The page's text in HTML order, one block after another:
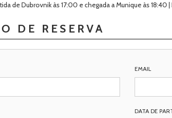
de Dubrovnik às 17:00 e chegada a Munique às
DE RESERVA
EMAIL
DATA DE